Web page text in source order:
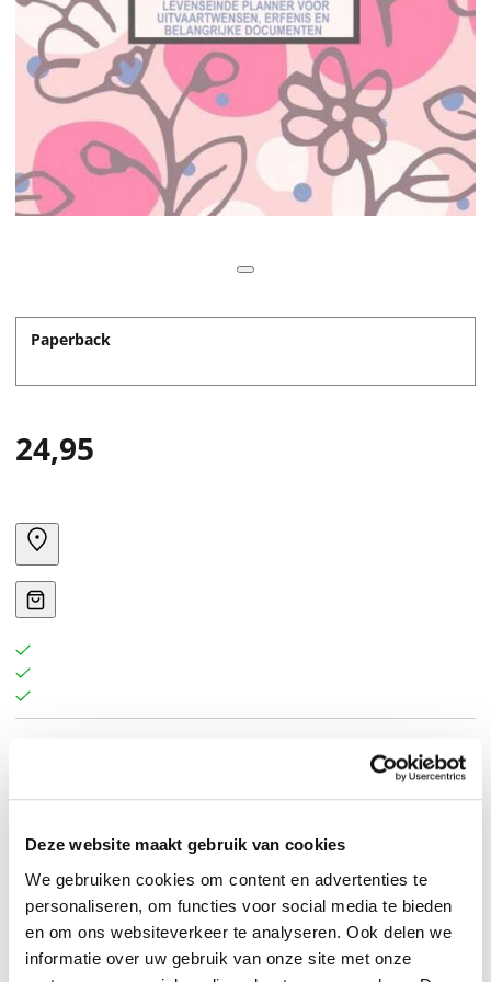
Deze website maakt gebruik van cookies
We gebruiken cookies om content en advertenties te
personaliseren, om functies voor social media te bieden
en om ons websiteverkeer te analyseren. Ook delen we
informatie over uw gebruik van onze site met onze
Paperback
24,95
INVUL LOGBOEK - ALLES WAT JE NABESTAANDEN
MOETEN WETEN ALS JE ER NIET MEER BENT. In dit
belangrijke informatie die nabestaanden nodig hebben.
Hiermee kunnen je geliefden gemakkelijk alles regelen
én de juiste beslissingen nemen. Een hele
geruststelling! In dit notitieboek noteer je óók alle
informatie die nodig is voor alle online zaken. Jouw